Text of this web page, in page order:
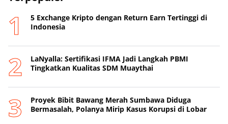
5 Exchange Kripto dengan Return Earn Tertinggi di
Indonesia
LaNyalla: Sertifikasi IFMA Jadi Langkah PBMI
Tingkatkan Kualitas SDM Muaythai
Proyek Bibit Bawang Merah Sumbawa Diduga
Bermasalah, Polanya Mirip Kasus Korupsi di Lobar